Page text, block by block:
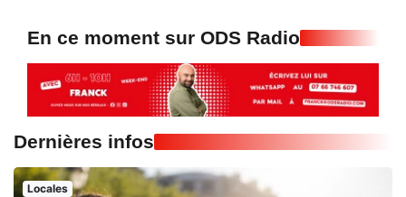
En ce moment sur ODS Radio
Dernières infos
Locales